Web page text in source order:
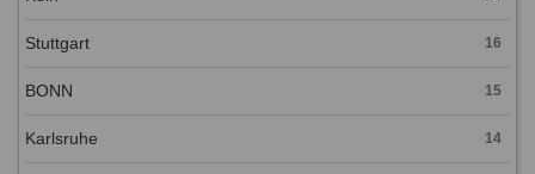
Stuttgart 16
BONN 15
Karlsruhe 14